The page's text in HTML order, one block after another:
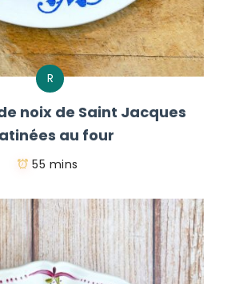
R
noix de Saint Jacques
au four
55 mins